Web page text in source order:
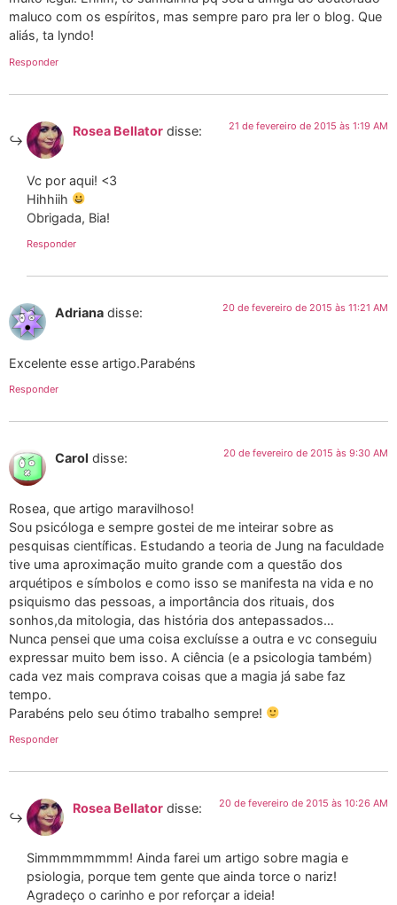
maluco com os espíritos, mas sempre paro pra ler o blog. Que
aliás, ta lyndo!
Responder
Rosea Bellator disse: 21 de fevereiro de 2015 às 1:19 AM
Vc por aqui! <3
Hihhiih
Obrigada, Bia!
Responder
Adriana disse: 20 de fevereiro de 2015 às 11:21 AM
Excelente esse artigo.Parabéns
Responder
Carol disse: 20 de fevereiro de 2015 às 9:30 AM
Rosea, que artigo maravilhoso!
Sou psicóloga e sempre gostei de me inteirar sobre as
pesquisas científicas. Estudando a teoria de Jung na faculdade
tive uma aproximação muito grande com a questão dos
arquétipos e símbolos e como isso se manifesta na vida e no
psiquismo das pessoas, a importância dos rituais, dos
sonhos,da mitologia, das história dos antepassados…
Nunca pensei que uma coisa excluísse a outra e vc conseguiu
expressar muito bem isso. A ciência (e a psicologia também)
cada vez mais comprava coisas que a magia já sabe faz
tempo.
Parabéns pelo seu ótimo trabalho sempre!
Responder
Rosea Bellator disse: 20 de fevereiro de 2015 às 10:26 AM
Simmmmmmmm! Ainda farei um artigo sobre magia e
psiologia, porque tem gente que ainda torce o nariz!
Agradeço o carinho e por reforçar a ideia!